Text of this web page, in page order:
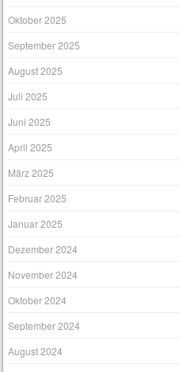
Oktober 2025
September 2025
August 2025
Juli 2025
Juni 2025
April 2025
März 2025
Februar 2025
Januar 2025
Dezember 2024
November 2024
Oktober 2024
September 2024
August 2024